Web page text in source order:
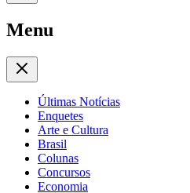
Menu
Últimas Notícias
Enquetes
Arte e Cultura
Brasil
Colunas
Concursos
Economia